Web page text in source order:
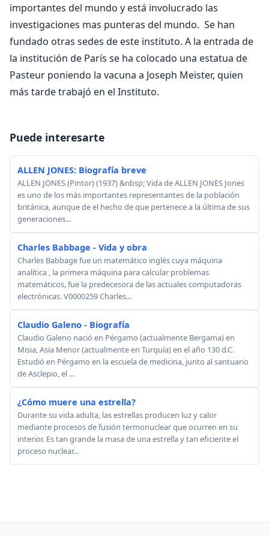
importantes del mundo y está involucrado las
investigaciones mas punteras del mundo. Se han
fundado otras sedes de este instituto. A la entrada de
la institución de París se ha colocado una estatua de
Pasteur poniendo la vacuna a Joseph Meister, quien
más tarde trabajó en el Instituto.
Puede interesarte
ALLEN JONES: Biografía breve
ALLEN JONES (Pintor) (1937) &nbsp; Vida de ALLEN JONES Jones
es uno de los más importantes representantes de la población
británica, aunque de el hecho de que pertenece a la última de sus
generaciones...
Charles Babbage - Vida y obra
Charles Babbage fue un matemático inglés cuya máquina
analítica , la primera máquina para calcular problemas
matemáticos, fue la predecesora de las actuales computadoras
electrónicas. V0000259 Charles...
Claudio Galeno - Biografía
Claudio Galeno nació en Pérgamo (actualmente Bergama) en
Misia, Asia Menor (actualmente en Turquía) en el año 130 d.C.
Estudió en Pérgamo en la escuela de medicina, junto al santuario
de Asclepio, el ...
¿Cómo muere una estrella?
Durante su vida adulta, las estrellas producen luz y calor
mediante procesos de fusión termonuclear que ocurren en su
interior. Es tan grande la masa de una estrella y tan eficiente el
proceso nuclear...